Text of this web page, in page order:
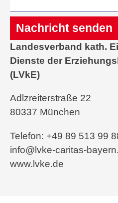
Nachricht senden
Alternative:
Landesverband kath.
Dienste der
(LVkE)
Adlzreiterstraße 22
80337 München
Telefon: +49 89 513 99
info@lvke-caritas-
www.lvke.de